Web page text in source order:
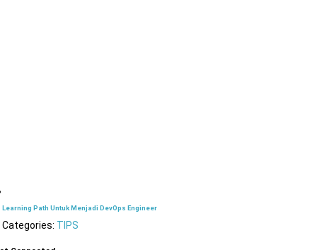
Learning Path Untuk Menjadi DevOps Engineer
Categories: TIPS